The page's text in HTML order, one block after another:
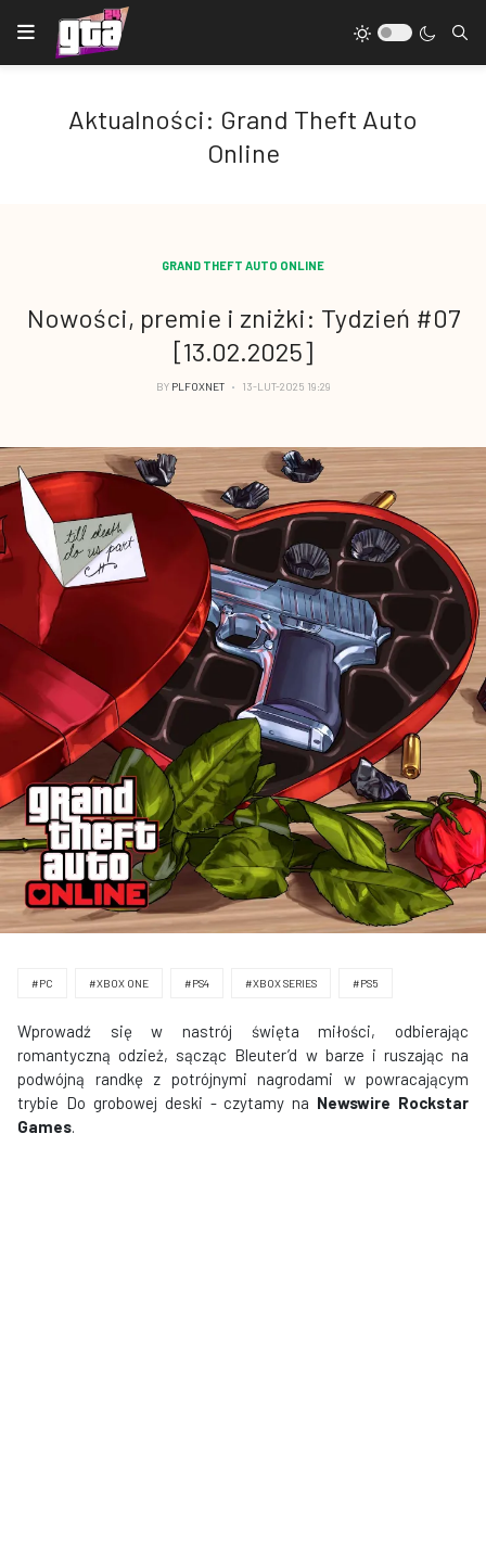
Aktualności: Grand Theft Auto
Online
GRAND THEFT AUTO ONLINE
Nowości, premie i zniżki: Tydzień #07
[13.02.2025]
BY PLFOXNET 13-LUT-2025 19:29
#PC #XBOX ONE #PS4 #XBOX SERIES #PS5
Wprowadź się w nastrój święta miłości, odbierając
romantyczną odzież, sącząc Bleuter’d w barze i ruszając na
podwójną randkę z potrójnymi nagrodami w powracającym
trybie Do grobowej deski - czytamy na Newswire Rockstar
Games.